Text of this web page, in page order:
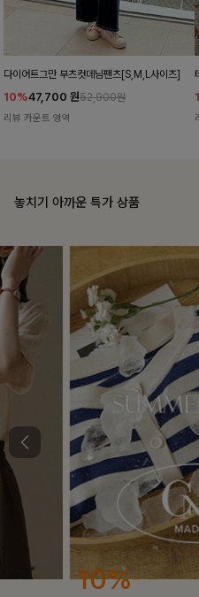
다이어트그만 부츠컷데님팬츠[S,M,L사이즈]
10%47,700 원52,900원
리뷰 카운트 영역
놓치기 아까운 특가 상품
25%